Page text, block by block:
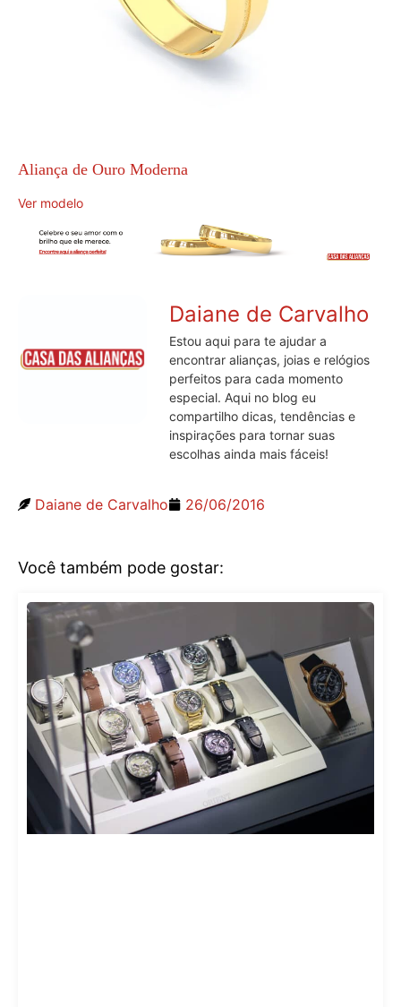
Aliança de Ouro Moderna
Ver modelo
Daiane de Carvalho
Estou aqui para te ajudar a
encontrar alianças, joias e relógios
perfeitos para cada momento
especial. Aqui no blog eu
compartilho dicas, tendências e
inspirações para tornar suas
escolhas ainda mais fáceis!
Daiane de Carvalho 26/06/2016
Você também pode gostar: